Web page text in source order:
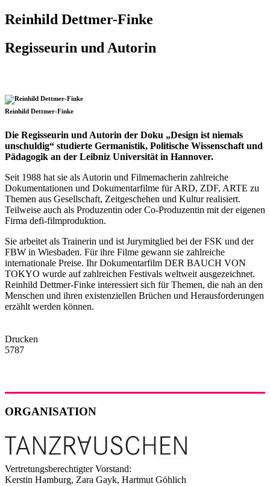
Reinhild Dettmer-Finke
Regisseurin und Autorin
Reinhild Dettmer-Finke
Die Regisseurin und Autorin der Doku „Design ist niemals
unschuldig“ studierte Germanistik, Politische Wissenschaft und
Pädagogik an der Leibniz Universität in Hannover.
Seit 1988 hat sie als Autorin und Filmemacherin zahlreiche
Dokumentationen und Dokumentarfilme für ARD, ZDF, ARTE zu
Themen aus Gesellschaft, Zeitgeschehen und Kultur realisiert.
Teilweise auch als Produzentin oder Co-Produzentin mit der eigenen
Firma defi-filmproduktion.
Sie arbeitet als Trainerin und ist Jurymitglied bei der FSK und der
FBW in Wiesbaden. Für ihre Filme gewann sie zahlreiche
internationale Preise. Ihr Dokumentarfilm DER BAUCH VON
TOKYO wurde auf zahlreichen Festivals weltweit ausgezeichnet.
Reinhild Dettmer-Finke interessiert sich für Themen, die nah an den
Menschen und ihren existenziellen Brüchen und Herausforderungen
erzählt werden können.
Drucken
5787
ORGANISATION
Vertretungsberechtigter Vorstand:
Kerstin Hamburg, Zara Gayk, Hartmut Göhlich